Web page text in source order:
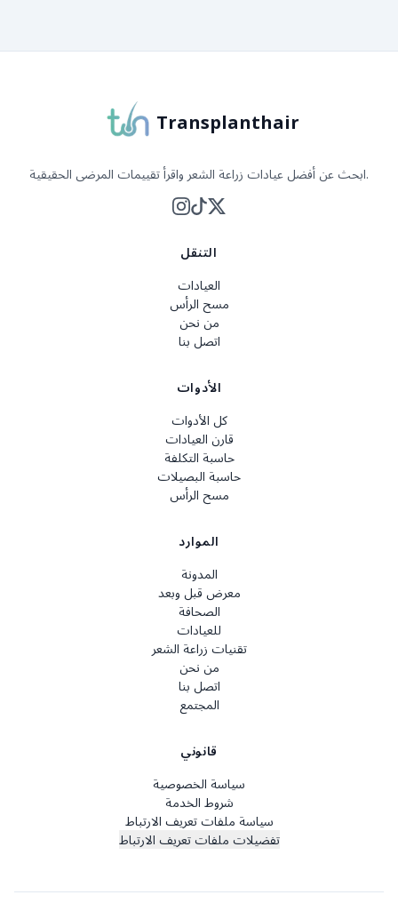
Transplanthair
ابحث عن أفضل عيادات زراعة الشعر واقرأ تقييمات المرضى الحقيقية.
التنقل
العيادات
مسح الرأس
من نحن
اتصل بنا
الأدوات
كل الأدوات
قارن العيادات
حاسبة التكلفة
حاسبة البصيلات
مسح الرأس
الموارد
المدونة
معرض قبل وبعد
الصحافة
للعيادات
تقنيات زراعة الشعر
من نحن
اتصل بنا
المجتمع
قانوني
سياسة الخصوصية
شروط الخدمة
سياسة ملفات تعريف الارتباط
تفضيلات ملفات تعريف الارتباط